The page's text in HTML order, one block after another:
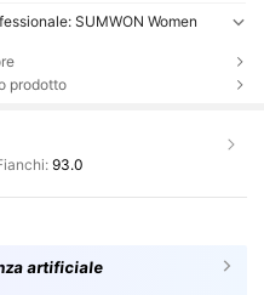
SUMWON Women
prodotto
93.0
artificiale